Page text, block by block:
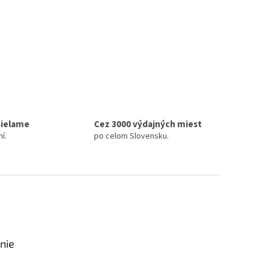
Cez 3000 výdajných miest
po celom Slovensku.